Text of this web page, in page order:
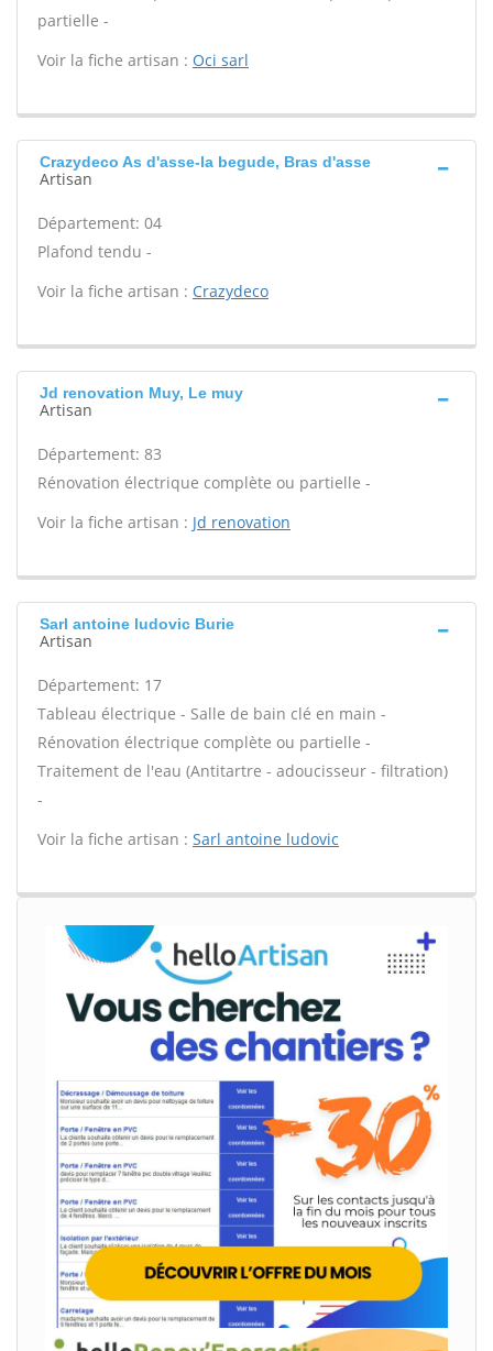
partielle -
Voir la fiche artisan : Oci sarl
Crazydeco As d'asse-la begude, Bras d'asse
Artisan
Département: 04
Plafond tendu -
Voir la fiche artisan : Crazydeco
Jd renovation Muy, Le muy
Artisan
Département: 83
Rénovation électrique complète ou partielle -
Voir la fiche artisan : Jd renovation
Sarl antoine ludovic Burie
Artisan
Département: 17
Tableau électrique - Salle de bain clé en main -
Rénovation électrique complète ou partielle -
Traitement de l'eau (Antitartre - adoucisseur - filtration)
-
Voir la fiche artisan : Sarl antoine ludovic